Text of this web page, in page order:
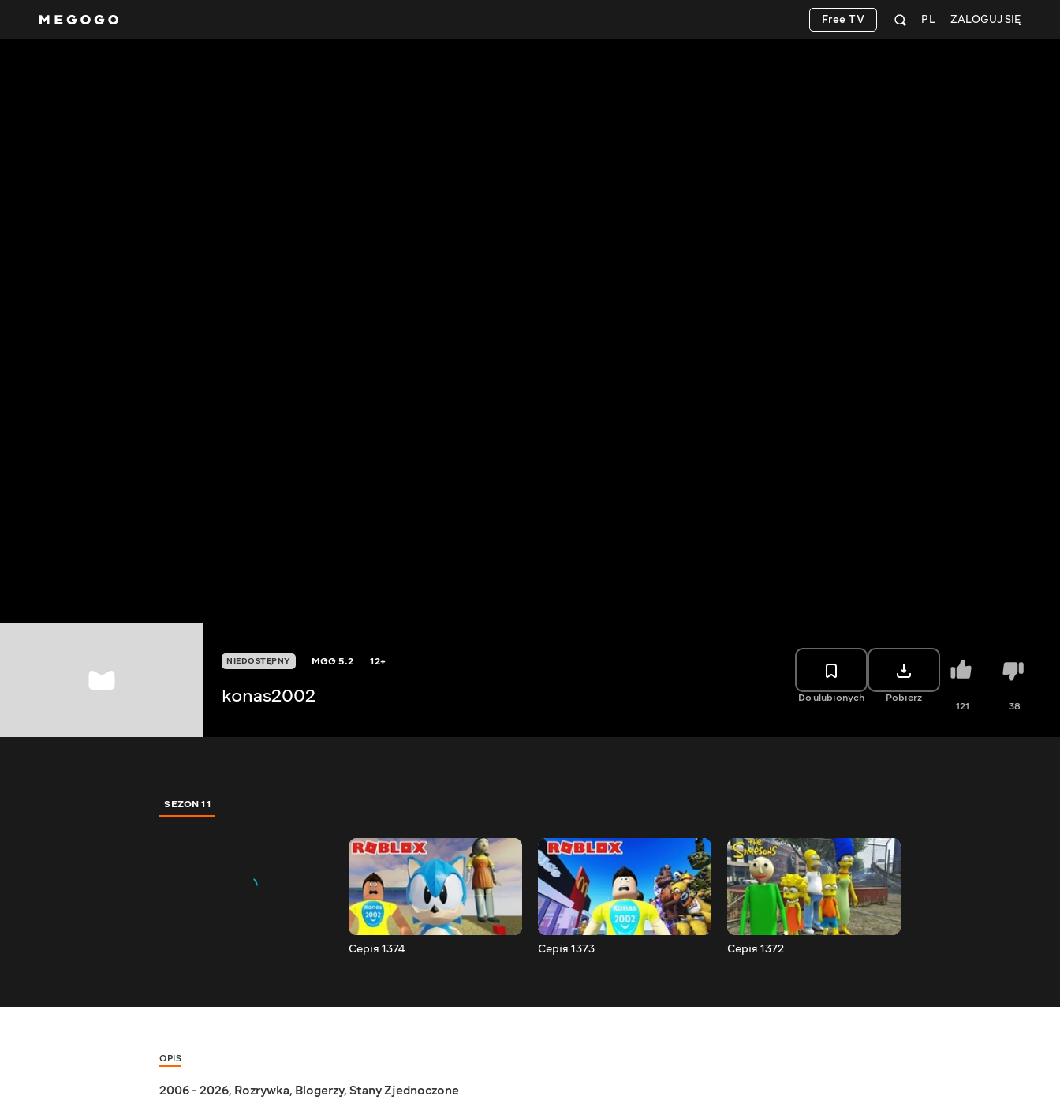
ZALOGUJ SIĘ
PL
Free TV
NIEDOSTĘPNY MGG5.2 12+
konas2002 Do ulubionych Pobierz
121 38
SEZON 11
Серія 1374 Серія 1373 Серія 1372
OPIS
2006 - 2026, Rozrywka, Blogerzy, Stany Zjednoczone